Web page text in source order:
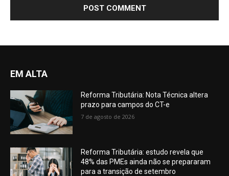
EM ALTA
Reforma Tributária: Nota Técnica altera
prazo para campos do CT-e
7 de agosto de 2026
Reforma Tributária: estudo revela que
48% das PMEs ainda não se prepararam
para a transição de setembro